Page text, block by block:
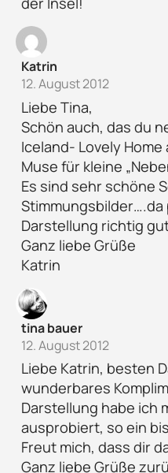
Katrin
12. August 2012
Liebe Tina,
Schön auch, das du
Iceland- Lovely
Muse für kleine
Es sind sehr schöne
Stimmungsbilder….da
Darstellung richtig
Ganz liebe Grüße
Katrin
tina bauer
12. August 2012
Liebe Katrin, besten
wunderbares
Darstellung habe ich
ausprobiert, so ein
Freut mich, dass dir
Ganz liebe Grüße